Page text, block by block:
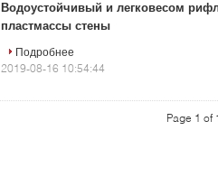
Водоустойчивый и легковесом
пластмассы стены
Подробнее
2019-08-16 10:54:44
Page 1 of